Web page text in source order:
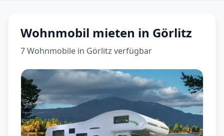
Wohnmobil mieten in Görlitz
7 Wohnmobile in Görlitz verfügbar